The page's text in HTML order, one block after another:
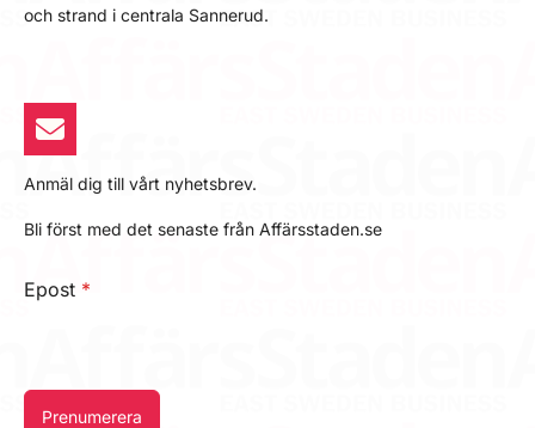
och strand i centrala Sannerud.
Anmäl dig till vårt nyhetsbrev.
Bli först med det senaste från Affärsstaden.se
Epost *
Prenumerera